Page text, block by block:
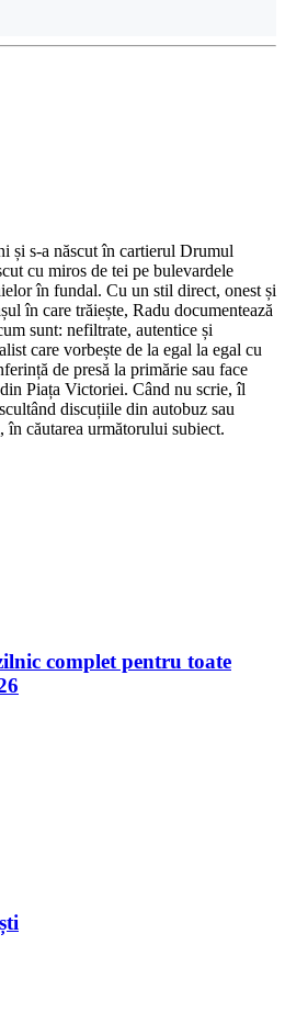
și s-a născut în cartierul Drumul
cu miros de tei pe bulevardele
în fundal. Cu un stil direct, onest și
în care trăiește, Radu documentează
sunt: nefiltrate, autentice și
care vorbește de la egal la egal cu
de presă la primărie sau face
Piața Victoriei. Când nu scrie, îl
discuțiile din autobuz sau
căutarea următorului subiect.
complet pentru toate